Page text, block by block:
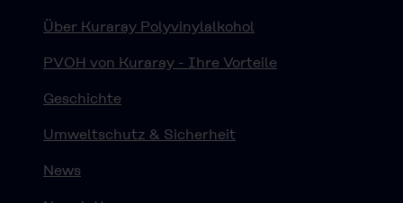
Über Kuraray Polyvinylalkohol
PVOH von Kuraray - Ihre Vorteile
Geschichte
Umweltschutz & Sicherheit
News